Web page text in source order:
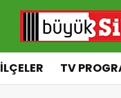
İLÇELER TV